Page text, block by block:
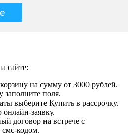
сайте:
на сумму от 3000 рублей.
заполните поля.
выберите Купить в рассрочку.
заявку.
договор на встрече с
смс-кодом.